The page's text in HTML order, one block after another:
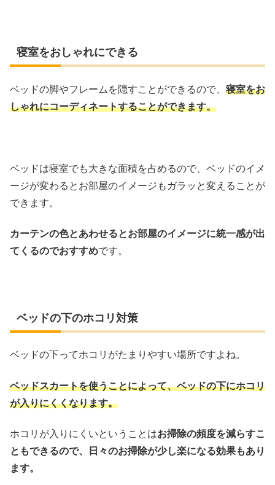
寝室をおしゃれにできる
ベッドの脚やフレームを隠すことができるので、 寝室をお
しゃれにコーディネートすることができます。
ベッドは寝室でも大きな面積を占めるので、ベッドのイメ
ージが変わるとお部屋のイメージもガラッと変えることが
できます。
カーテンの色とあわせるとお部屋のイメージに統一感が出
てくるのでおすすめです。
ベッドの下のホコリ対策
ベッドの下ってホコリがたまりやすい場所ですよね。
ベッドスカートを使うことによって、ベッドの下にホコリ
が入りにくくなります。
ホコリが入りにくいということはお掃除の頻度を減らすこ
ともできるので、日々のお掃除が少し楽になる効果もあり
ます。